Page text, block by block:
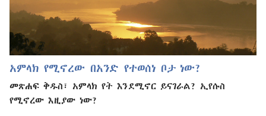
አምላክ የሚኖረው በአንድ የተወሰነ ቦታ ነው?
መጽሐፍ ቅዱስ፣ አምላክ የት እንደሚኖር ይናገራል? ኢየሱስ
የሚኖረው እዚያው ነው?